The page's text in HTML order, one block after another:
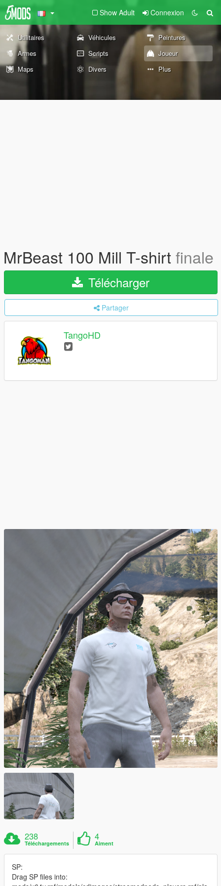
Show Adult Connexion
Utilitaires Véhicules
Peintures
Armes
Scripts
Joueur
Maps
Divers Plus
MrBeast 100 Mill T-shirtfinale
Télécharger
Partager
TangoHD
238
Téléchargements
4
Aiment
SP:
Drag SP files into: